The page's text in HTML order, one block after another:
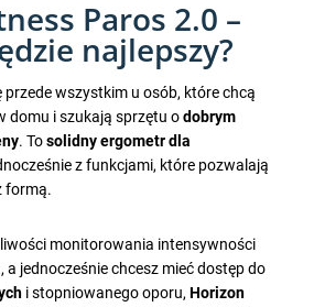
Paros 2.0 –
najlepszy?
przede wszystkim u osób, które chcą
domu i szukają sprzętu odobrym
. Tosolidny ergometr dla
z funkcjami, które pozwalają
formą.
monitorowania intensywności
, a jednocześnie chcesz mieć dostęp do
i stopniowanego oporu,Horizon